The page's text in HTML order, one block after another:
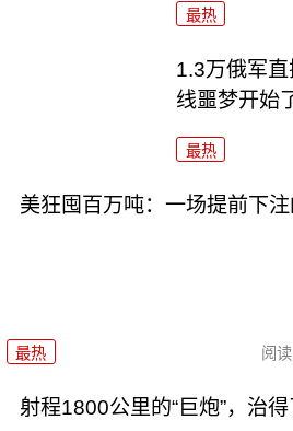
最热
1.3万俄军
线噩梦开始
最热
美狂囤百万吨：一场提前下
最热 阅读
射程1800公里的“巨炮”，治得